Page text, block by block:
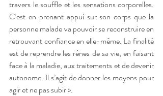
travers le souffle et les sensations corporelles.
C’est en prenant appui sur son corps que la
personne malade va pouvoir se reconstruire en
retrouvant confiance en elle-même. La finalité
est de reprendre les rênes de sa vie, en faisant
face à la maladie, aux traitements et de devenir
autonome. Il s’agit de donner les moyens pour
agir et ne pas subir ».